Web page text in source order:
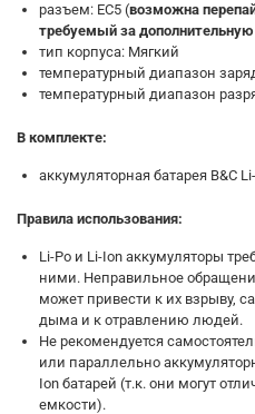
разъем: EC5 (возможна
требуемый за дополнительную
тип корпуса: Мягкий
температурный диапазон
температурный диапазон
В комплекте:
аккумуляторная батарея B&C
Правила использования:
Li-Po и Li-Ion аккумуляторы
ними. Неправильное
может привести к их взрыву,
дыма и к отравлению людей.
Не рекомендуется
или параллельно
Ion батарей (т.к. они могут
емкости).